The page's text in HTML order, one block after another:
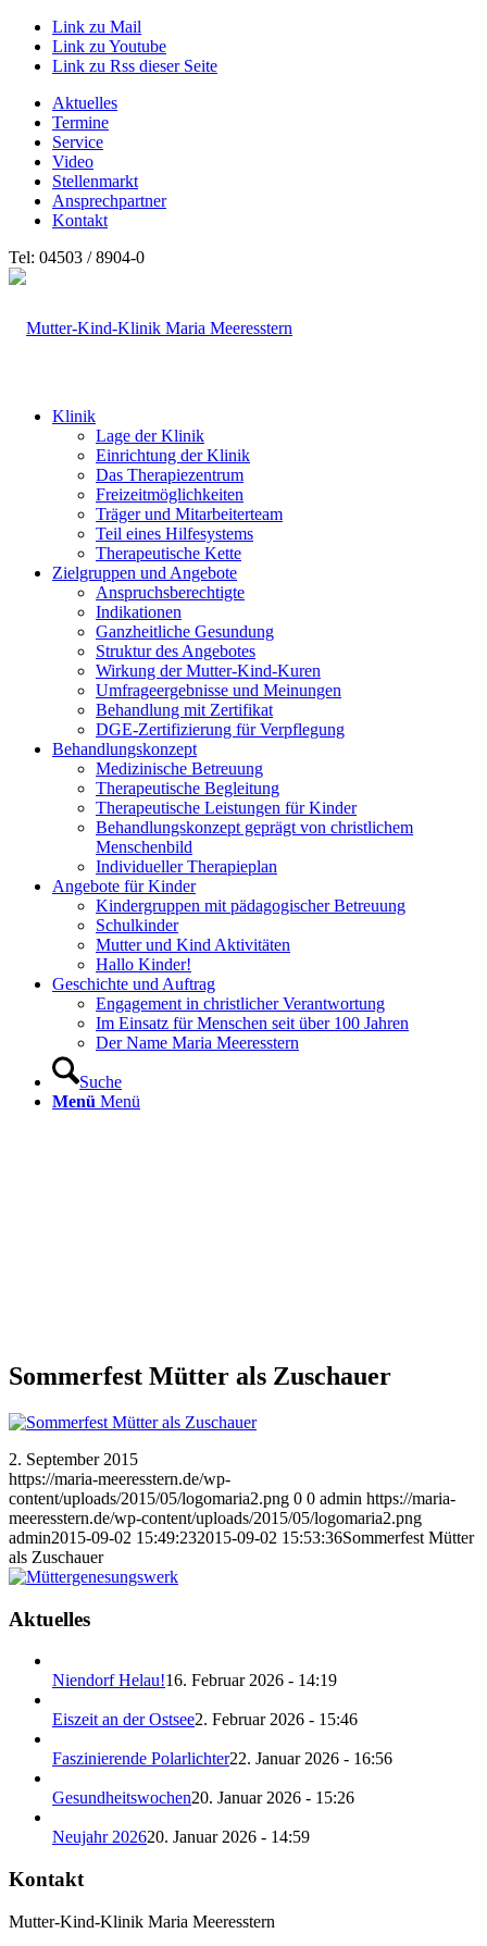
Link zu Mail
Link zu Youtube
Link zu Rss dieser Seite
Aktuelles
Termine
Service
Video
Stellenmarkt
Ansprechpartner
Kontakt
Tel: 04503 / 8904-0
Klinik
Lage der Klinik
Einrichtung der Klinik
Das Therapiezentrum
Freizeitmöglichkeiten
Träger und Mitarbeiterteam
Teil eines Hilfesystems
Therapeutische Kette
Zielgruppen und Angebote
Anspruchsberechtigte
Indikationen
Ganzheitliche Gesundung
Struktur des Angebotes
Wirkung der Mutter-Kind-Kuren
Umfrageergebnisse und Meinungen
Behandlung mit Zertifikat
DGE-Zertifizierung für Verpflegung
Behandlungskonzept
Medizinische Betreuung
Therapeutische Begleitung
Therapeutische Leistungen für Kinder
Behandlungskonzept geprägt von christlichem
Menschenbild
Individueller Therapieplan
Angebote für Kinder
Kindergruppen mit pädagogischer Betreuung
Schulkinder
Mutter und Kind Aktivitäten
Hallo Kinder!
Geschichte und Auftrag
Engagement in christlicher Verantwortung
Im Einsatz für Menschen seit über 100 Jahren
Der Name Maria Meeresstern
Suche
Menü Menü
Sommerfest Mütter als Zuschauer
2. September 2015
https://maria-meeresstern.de/wp-
content/uploads/2015/05/logomaria2.png 0 0 admin https://maria-
meeresstern.de/wp-content/uploads/2015/05/logomaria2.png
admin2015-09-02 15:49:232015-09-02 15:53:36Sommerfest Mütter
als Zuschauer
Aktuelles
Niendorf Helau!16. Februar 2026 - 14:19
Eiszeit an der Ostsee2. Februar 2026 - 15:46
Faszinierende Polarlichter22. Januar 2026 - 16:56
Gesundheitswochen20. Januar 2026 - 15:26
Neujahr 202620. Januar 2026 - 14:59
Kontakt
Mutter-Kind-Klinik Maria Meeresstern